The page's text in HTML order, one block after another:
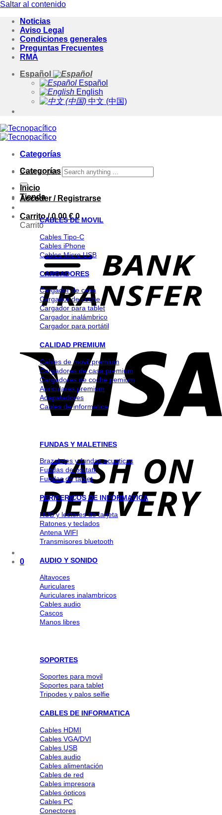
Saltar al contenido
Noticias
Aviso Legal
Condiciones generales
Preguntas Frecuentes
RMA
Español
Español
English
中文 (中国)
Categorías
Buscar por:
Acceder / Registrarse
Carrito /0.00€ 0
Carrito
0
Categorías
Inicio
Tienda
CABLES DE MOVIL
Cables Tipo-C
Cables iPhone
Cables Micro USB
CARGADORES
Cargador de casa
Cargador de coche
Cargador para tablet
Cargador inalámbrico
Cargador para portátil
CALIDAD PREMIUM
Cables de movil premium
Cargadores de casa premium
Cargadores de coche pemium
Auriculares premium
Adapatadores
Cables de informatica
FUNDAS Y MALETINES
Brazaletes y fundas acuaticas
Fundas de portatil
Fundas de tablet
PERIFERICOS DE INFORMATICA
HUB y lectores de tarjeta
Ratones y teclados
Antena WlFl
Transmisores bluetooth
AUDIO Y SONIDO
Altavoces
Auriculares
Auriculares inalambricos
Cables audio
Cascos
Manos libres
SOPORTES
Soportes para movil
Soportes para tablet
Tripodes y palos selfie
CABLES DE INFORMATICA
Cables HDMI
Cables VGA/DVI
Cables USB
Cables audio
Cables alimentación
Cables de red
Cables impresora
Cables ópticos
Cables PC
Conectores